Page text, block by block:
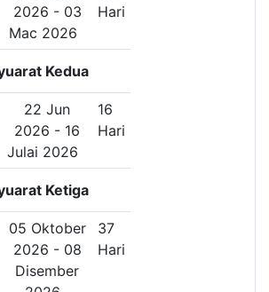
2026 - 03
Mac 2026
Hari
Kedua
22 Jun
2026 - 16
Julai 2026
16
Hari
Ketiga
05 Oktober
2026 - 08
Disember
37
Hari